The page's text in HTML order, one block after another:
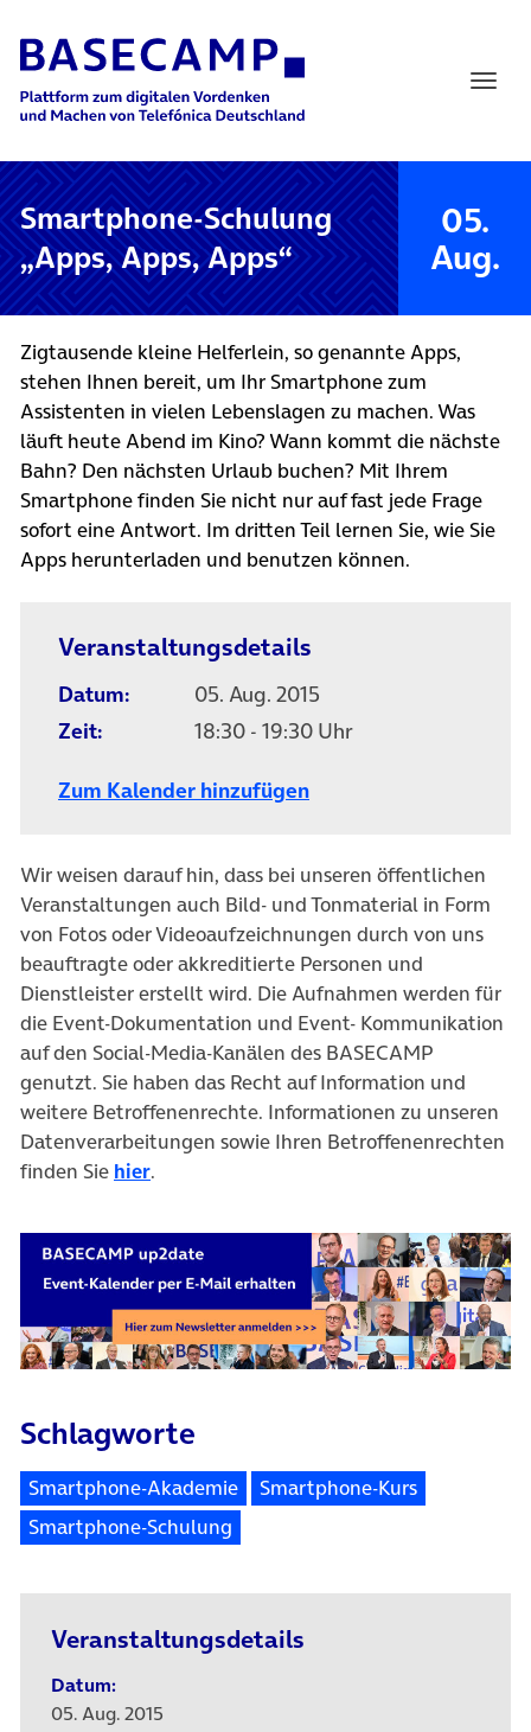
Main Navigation
Smartphone-Schulung
„Apps, Apps, Apps“
05.
Aug.
Zigtausende kleine Helferlein, so genannte Apps,
stehen Ihnen bereit, um Ihr Smartphone zum
Assistenten in vielen Lebenslagen zu machen. Was
läuft heute Abend im Kino? Wann kommt die nächste
Bahn? Den nächsten Urlaub buchen? Mit Ihrem
Smartphone finden Sie nicht nur auf fast jede Frage
sofort eine Antwort. Im dritten Teil lernen Sie, wie Sie
Apps herunterladen und benutzen können.
Veranstaltungsdetails
Datum:
05. Aug. 2015
Zeit:
18:30 - 19:30 Uhr
Zum Kalender hinzufügen
Wir weisen darauf hin, dass bei unseren öffentlichen
Veranstaltungen auch Bild- und Tonmaterial in Form
von Fotos oder Videoaufzeichnungen durch von uns
beauftragte oder akkreditierte Personen und
Dienstleister erstellt wird. Die Aufnahmen werden für
die Event-Dokumentation und Event- Kommunikation
auf den Social-Media-Kanälen des BASECAMP
genutzt. Sie haben das Recht auf Information und
weitere Betroffenenrechte. Informationen zu unseren
Datenverarbeitungen sowie Ihren Betroffenenrechten
finden Sie hier.
Schlagworte
Smartphone-Akademie
Smartphone-Kurs
Smartphone-Schulung
Veranstaltungsdetails
Datum:
05. Aug. 2015